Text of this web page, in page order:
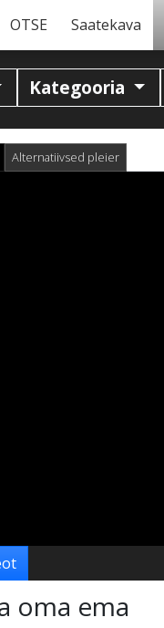
OTSE Saatekava
Kategooria
Alternatiivsed pleier
oma ema